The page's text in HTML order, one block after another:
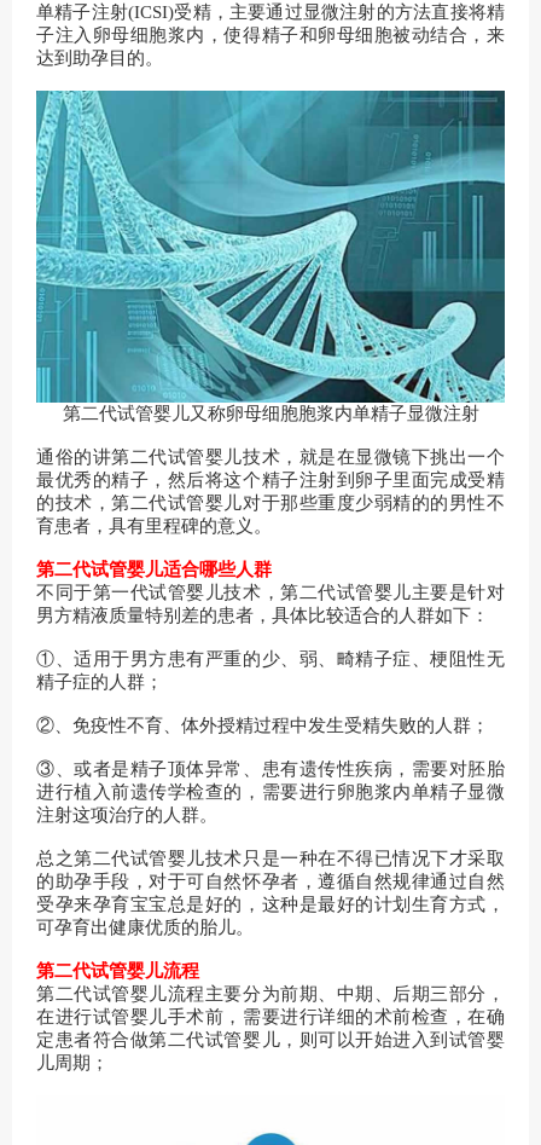
单精子注射(ICSI)受精，主要通过显微注射的方法直接将精
子注入卵母细胞浆内，使得精子和卵母细胞被动结合，来
达到助孕目的。
第二代试管婴儿又称卵母细胞胞浆内单精子显微注射
通俗的讲第二代试管婴儿技术，就是在显微镜下挑出一个
最优秀的精子，然后将这个精子注射到卵子里面完成受精
的技术，第二代试管婴儿对于那些重度少弱精的的男性不
育患者，具有里程碑的意义。
第二代试管婴儿适合哪些人群
不同于第一代试管婴儿技术，第二代试管婴儿主要是针对
男方精液质量特别差的患者，具体比较适合的人群如下：
①、适用于男方患有严重的少、弱、畸精子症、梗阻性无
精子症的人群；
②、免疫性不育、体外授精过程中发生受精失败的人群；
③、或者是精子顶体异常、患有遗传性疾病，需要对胚胎
进行植入前遗传学检查的，需要进行卵胞浆内单精子显微
注射这项治疗的人群。
总之第二代试管婴儿技术只是一种在不得已情况下才采取
的助孕手段，对于可自然怀孕者，遵循自然规律通过自然
受孕来孕育宝宝总是好的，这种是最好的计划生育方式，
可孕育出健康优质的胎儿。
第二代试管婴儿流程
第二代试管婴儿流程主要分为前期、中期、后期三部分，
在进行试管婴儿手术前，需要进行详细的术前检查，在确
定患者符合做第二代试管婴儿，则可以开始进入到试管婴
儿周期；